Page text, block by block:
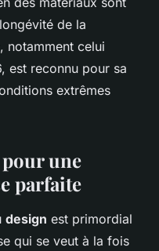
de la
notamment celui
est reconnu pour sa
extrêmes
une
parfaite
design est primordial
qui se veut à la fois